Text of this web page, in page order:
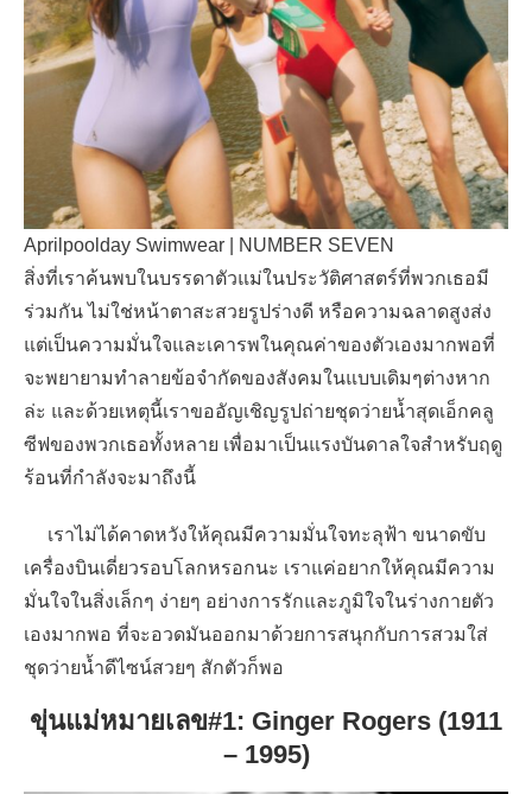
Aprilpoolday Swimwear | NUMBER SEVEN
สิ่งที่เราค้นพบในบรรดาตัวแม่ในประวัติศาสตร์ที่พวกเธอมี
ร่วมกัน ไม่ใช่หน้าตาสะสวยรูปร่างดี หรือความฉลาดสูงส่ง
แต่เป็นความมั่นใจและเคารพในคุณค่าของตัวเองมากพอที่
จะพยายามทำลายข้อจำกัดของสังคมในแบบเดิมๆต่างหาก
ล่ะ และด้วยเหตุนี้เราขออัญเชิญรูปถ่ายชุดว่ายน้ำสุดเอ็กคลู
ซีฟของพวกเธอทั้งหลาย เพื่อมาเป็นแรงบันดาลใจสำหรับฤดู
ร้อนที่กำลังจะมาถึงนี้
เราไม่ได้คาดหวังให้คุณมีความมั่นใจทะลุฟ้า ขนาดขับ
เครื่องบินเดี่ยวรอบโลกหรอกนะ เราแค่อยากให้คุณมีความ
มั่นใจในสิ่งเล็กๆ ง่ายๆ อย่างการรักและภูมิใจในร่างกายตัว
เองมากพอ ที่จะอวดมันออกมาด้วยการสนุกกับการสวมใส่
ชุดว่ายน้ำดีไซน์สวยๆ สักตัวก็พอ
ขุ่นแม่หมายเลข#1: Ginger Rogers (1911
– 1995)